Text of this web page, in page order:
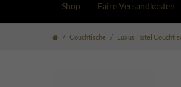
Shop Faire Versandkosten
Couchtische Luxus Hotel